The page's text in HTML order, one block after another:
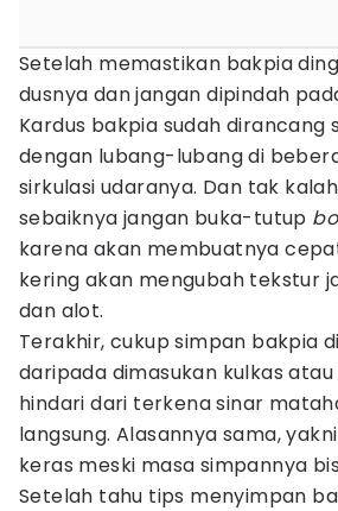
Setelah memastikan bakpia
dusnya dan jangan dipindah
Kardus bakpia sudah dirancang
dengan lubang-lubang di
sirkulasi udaranya. Dan tak
sebaiknya jangan buka-tutup
karena akan membuatnya
kering akan mengubah tekstur
dan alot.
Terakhir, cukup simpan bakpia
daripada dimasukan kulkas atau
hindari dari terkena sinar
langsung. Alasannya sama,
keras meski masa simpannya
Setelah tahu tips menyimpan